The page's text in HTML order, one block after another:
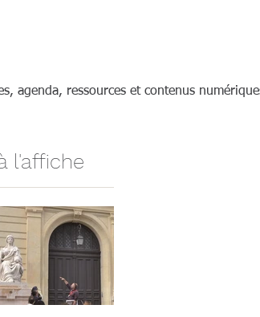
agenda, ressources et contenus
l'affiche